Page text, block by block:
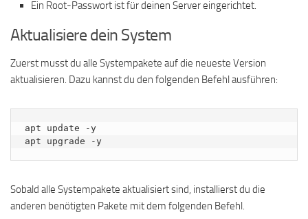
Ein Root-Passwort ist für deinen Server eingerichtet.
Aktualisiere dein System
Zuerst musst du alle Systempakete auf die neueste Version
aktualisieren. Dazu kannst du den folgenden Befehl ausführen:
apt update -y
apt upgrade -y
Sobald alle Systempakete aktualisiert sind, installierst du die
anderen benötigten Pakete mit dem folgenden Befehl.